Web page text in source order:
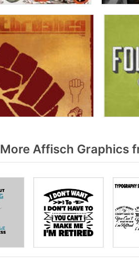
Affisch Graphics